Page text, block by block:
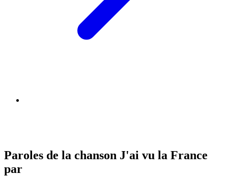
Paroles de la chanson J'ai vu la France
par